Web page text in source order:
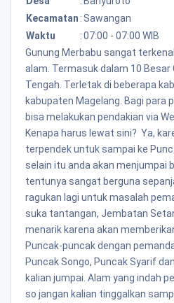
Kecamatan : Sawangan
Waktu
:07:00 - 07:00 WIB
Gunung Merbabu sangat
alam. Termasuk dalam 10
Tengah. Terletak di beberapa
kabupaten Magelang. Bagi para
bisa melakukan pendakian via
Kenapa harus lewat sini? Ya,
terpendek untuk sampai ke
selain itu anda akan menjumpai
tentunya sangat berguna
ragukan lagi untuk masalah
suka tantangan, Jembatan
menarik karena akan
Puncak-puncak dengan
Puncak Songo, Puncak Syarif
kalian jumpai. Alam yang indah
so jangan kalian tinggalkan